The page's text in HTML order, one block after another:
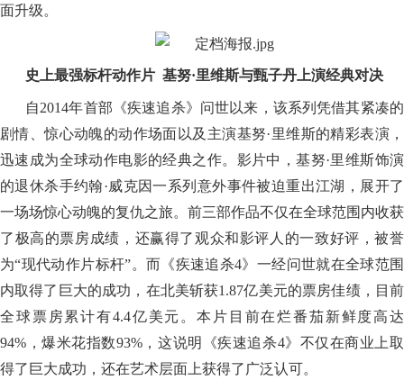
面升级。
史上最强标杆动作片 基努·里维斯与甄子丹上演经典对决
自2014年首部《疾速追杀》问世以来，该系列凭借其紧凑的
剧情、惊心动魄的动作场面以及主演基努·里维斯的精彩表演，
迅速成为全球动作电影的经典之作。影片中，基努·里维斯饰演
的退休杀手约翰·威克因一系列意外事件被迫重出江湖，展开了
一场场惊心动魄的复仇之旅。前三部作品不仅在全球范围内收获
了极高的票房成绩，还赢得了观众和影评人的一致好评，被誉
为“现代动作片标杆”。而《疾速追杀4》一经问世就在全球范围
内取得了巨大的成功，在北美斩获1.87亿美元的票房佳绩，目前
全球票房累计有4.4亿美元。本片目前在烂番茄新鲜度高达
94%，爆米花指数93%，这说明《疾速追杀4》不仅在商业上取
得了巨大成功，还在艺术层面上获得了广泛认可。